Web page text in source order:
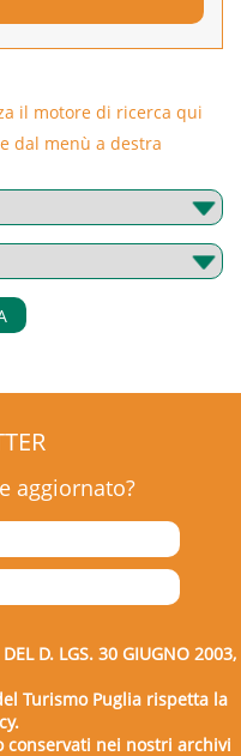
il motore di ricerca qui
dal menù a destra
aggiornato?
DEL D. LGS. 30 GIUGNO 2003,
Turismo Puglia rispetta la
conservati nei nostri archivi